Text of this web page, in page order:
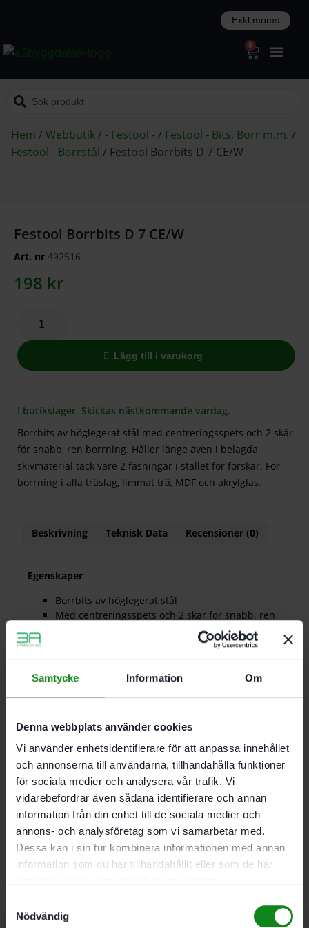
Samtycke Information Om
Denna webbplats använder cookies
Vi använder enhetsidentifierare för att anpassa innehållet
och annonserna till användarna, tillhandahålla funktioner
för sociala medier och analysera vår trafik. Vi
vidarebefordrar även sådana identifierare och annan
information från din enhet till de sociala medier och
annons- och analysföretag som vi samarbetar med.
Dessa kan i sin tur kombinera informationen med annan
information som du har tillhandahållit eller som de har
Nödvändig
0
Hem /Webbutik/ - Festool -/ Festool - Bits, Borr m.m. /
Festool - Borrstål / Festool Borrbits D 7 CE/W
Festool Borrbits D 7 CE/W
Art. nr 492516
198 kr
Lägg till i varukorg
I butikslager. Skickas nästkommande vardag.
Borrbits av höglegerat stål med centreringsspets och 2 skär
för snabb, ren borrning. Håller länge även i belagda
skivmaterial tack vare 2 fasningar i stället för förskär. För
borrning i alla träslag, limmat trä, MDF och akrylglas.
Beskrivning Teknisk Data Recensioner (0)
Egenskaper
Borrbits av höglegerat stål
Med centreringsspets och 2 skär för snabb. ren
Håller länge även i belagda skivmaterial tack
vare 2 fasningar i stället för förskär
För borrning i alla träslag, limmat trä, MDF och
akrylglas
För alla Festools skruvdragare med FastFix-
Diameter 7 mm; Förpackning 1 Antal
Det finns inga recensioner än.
Bli först med att recensera ”Festool Borrbits D 7 CE/W”
Du måste varainloggadför att skriva en recension.